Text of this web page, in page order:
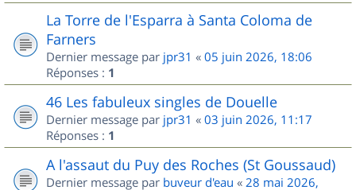
La Torre de l'Esparra à Santa Coloma de
Farners
Dernier message par jpr31 « 05 juin 2026, 18:06
Réponses : 1
46 Les fabuleux singles de Douelle
Dernier message par jpr31 « 03 juin 2026, 11:17
Réponses : 1
A l'assaut du Puy des Roches (St Goussaud)
Dernier message par buveur d'eau « 28 mai 2026,